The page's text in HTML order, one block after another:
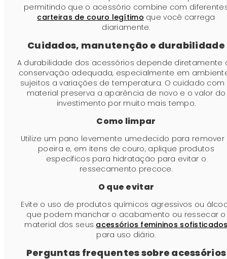
permitindo que o acessório combine com
carteiras de couro legítimo que você carrega
diariamente.
Cuidados, manutenção e durabilidade
A durabilidade dos acessórios depende diretamente
conservação adequada, especialmente em
sujeitos a variações de temperatura. O cuidado com
material preserva a aparência de novo e o valor do
investimento por muito mais tempo.
Como limpar
Utilize um pano levemente umedecido para remover
poeira e, em itens de couro, aplique produtos
específicos para hidratação para evitar o
ressecamento precoce.
O que evitar
Evite o uso de produtos químicos agressivos ou
que podem manchar o acabamento ou ressecar o
material dos seus acessórios femininos
para uso diário.
Perguntas frequentes sobre acessórios